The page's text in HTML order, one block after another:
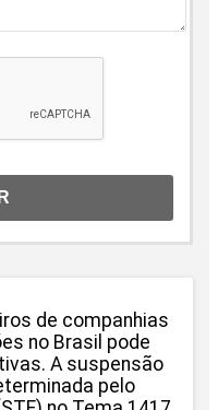
de companhias
no Brasil pode
A suspensão
pelo